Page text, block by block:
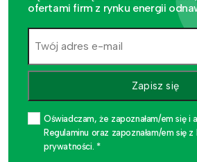
ofertami firm z rynku energii
Zapisz się
Oświadczam, że zapoznałam/em się i
Regulaminu oraz zapoznałam/em się
prywatności. *